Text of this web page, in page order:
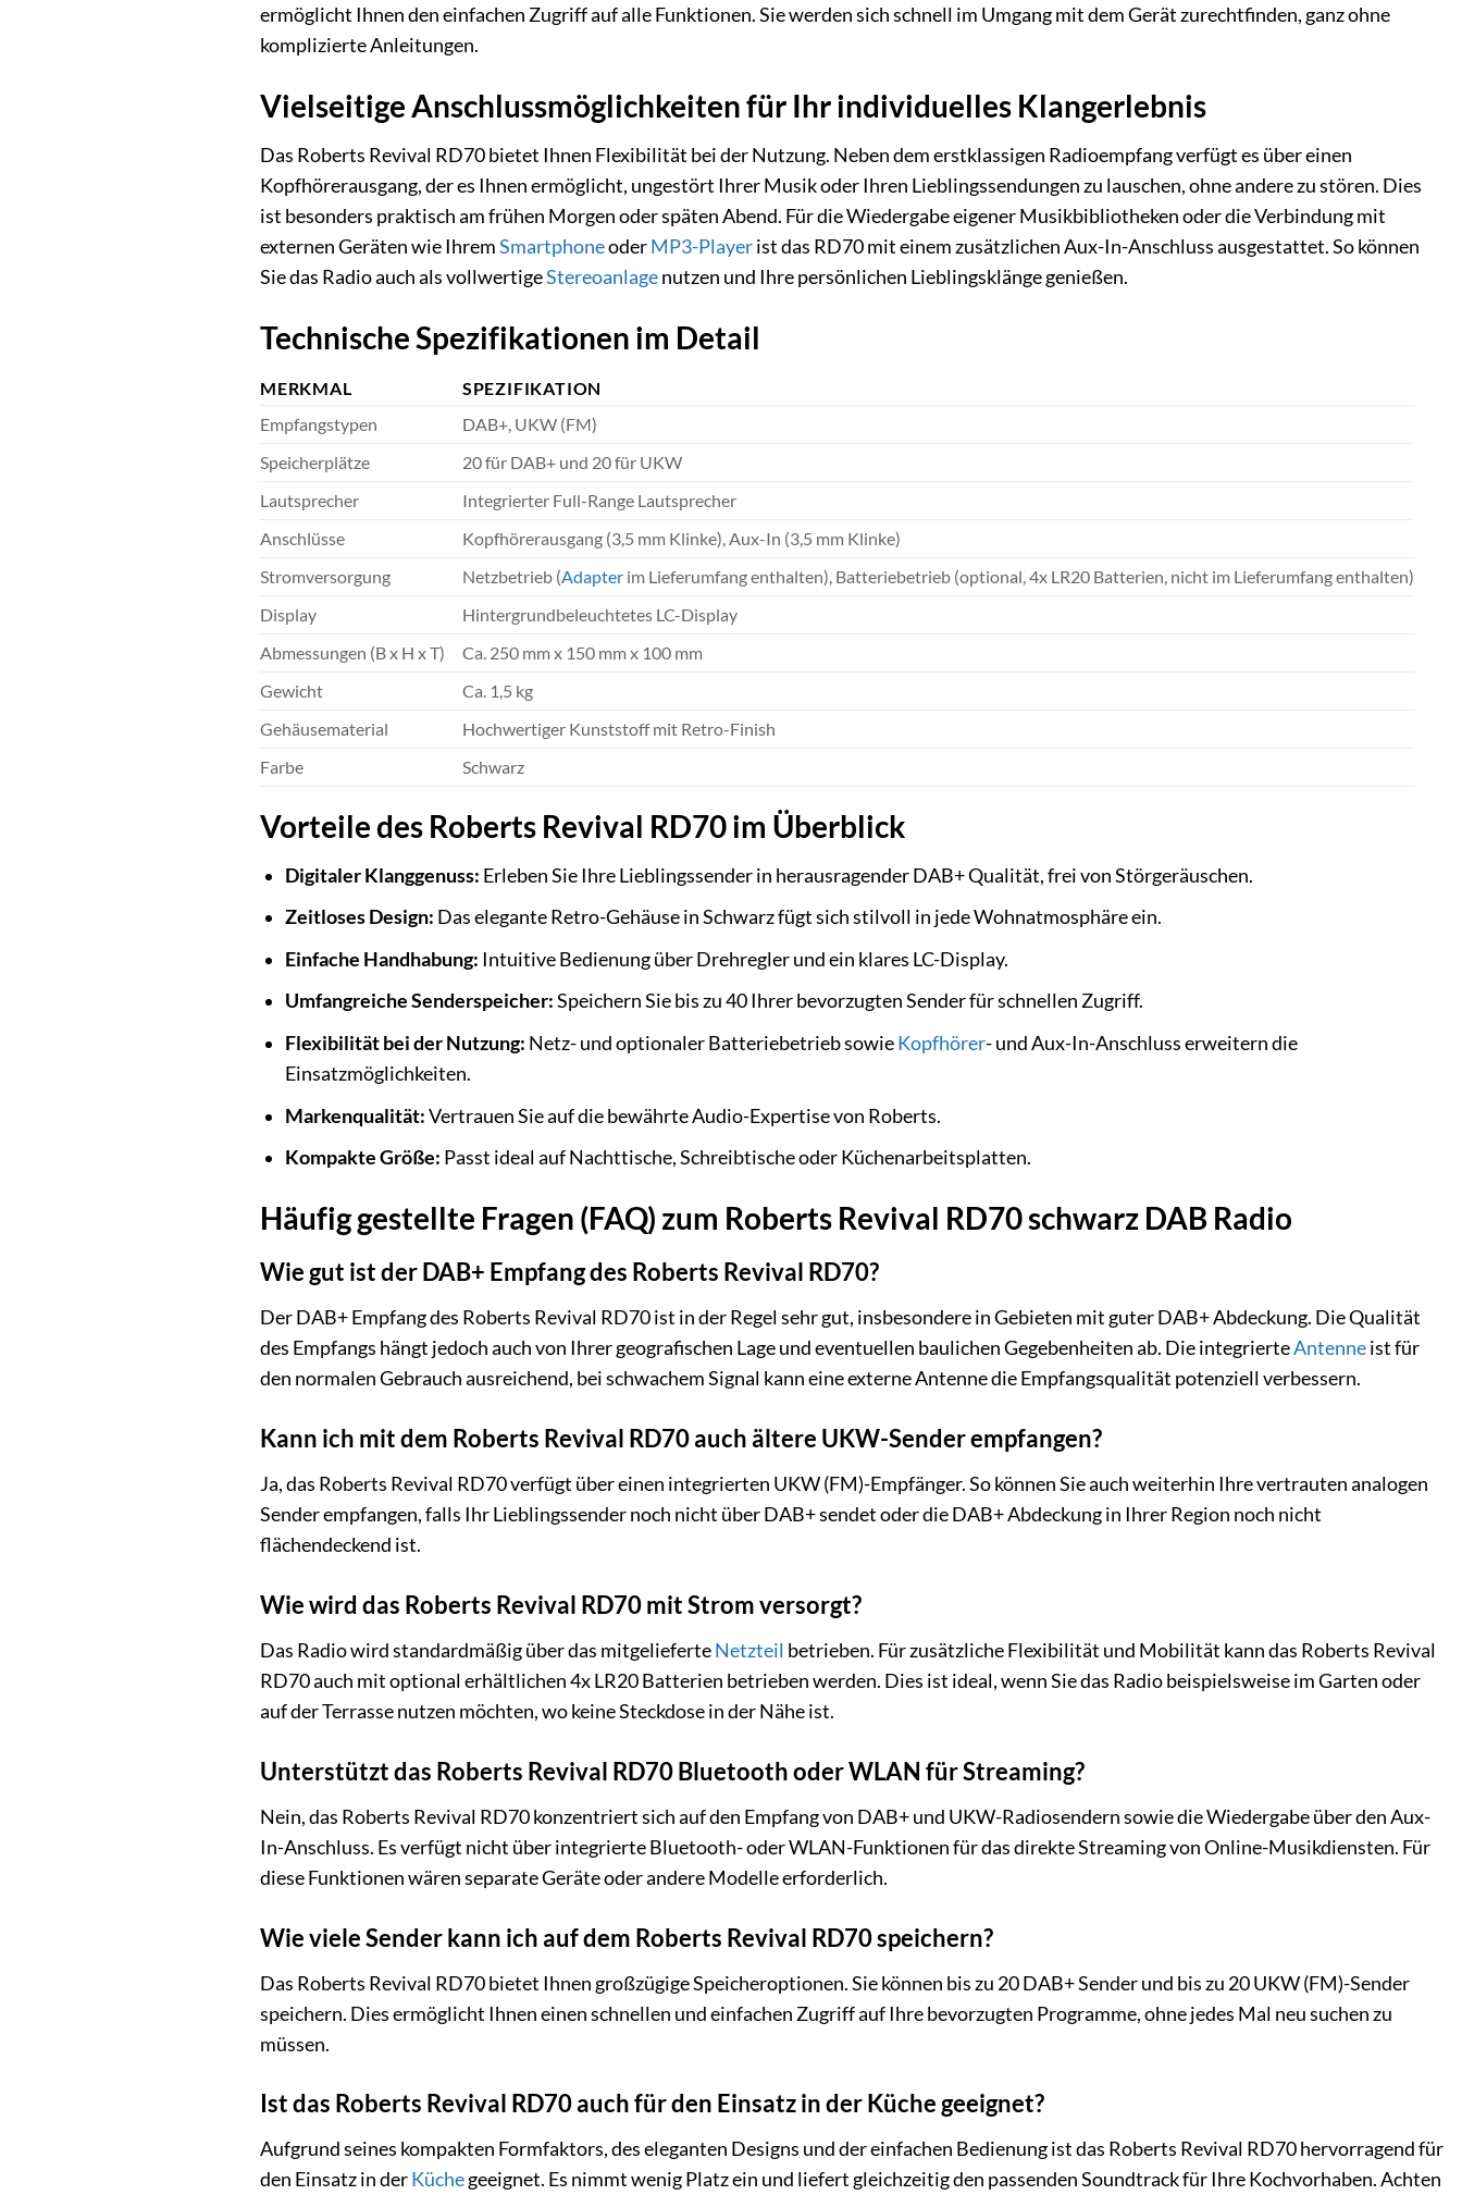
ermöglicht Ihnen den einfachen Zugriff auf alle Funktionen. Sie werden sich schnell im Umgang mit dem Gerät zurechtfinden, ganz ohne
komplizierte Anleitungen.
Vielseitige Anschlussmöglichkeiten für Ihr individuelles Klangerlebnis
Das Roberts Revival RD70 bietet Ihnen Flexibilität bei der Nutzung. Neben dem erstklassigen Radioempfang verfügt es über einen
Kopfhörerausgang, der es Ihnen ermöglicht, ungestört Ihrer Musik oder Ihren Lieblingssendungen zu lauschen, ohne andere zu stören. Dies
ist besonders praktisch am frühen Morgen oder späten Abend. Für die Wiedergabe eigener Musikbibliotheken oder die Verbindung mit
externen Geräten wie IhremSmartphoneoderMP3-Playerist das RD70 mit einem zusätzlichen Aux-In-Anschluss ausgestattet. So können
Sie das Radio auch als vollwertigeStereoanlagenutzen und Ihre persönlichen Lieblingsklänge genießen.
Technische Spezifikationen im Detail
MERKMAL
SPEZIFIKATION
Empfangstypen
DAB+, UKW (FM)
Speicherplätze
20 für DAB+ und 20 für UKW
Lautsprecher
Integrierter Full-Range Lautsprecher
Anschlüsse
Kopfhörerausgang (3,5 mm Klinke), Aux-In (3,5 mm Klinke)
Stromversorgung
Netzbetrieb (Adapterim Lieferumfang enthalten), Batteriebetrieb (optional, 4x LR20 Batterien, nicht im Lieferumfang enthalten)
Display
Hintergrundbeleuchtetes LC-Display
Abmessungen (B x H x T)
Ca. 250 mm x 150 mm x 100 mm
Gewicht
Ca. 1,5 kg
Gehäusematerial
Hochwertiger Kunststoff mit Retro-Finish
Farbe
Schwarz
Vorteile des Roberts Revival RD70 im Überblick
Digitaler Klanggenuss: Erleben Sie Ihre Lieblingssender in herausragender DAB+ Qualität, frei von Störgeräuschen.
Zeitloses Design: Das elegante Retro-Gehäuse in Schwarz fügt sich stilvoll in jede Wohnatmosphäre ein.
Einfache Handhabung: Intuitive Bedienung über Drehregler und ein klares LC-Display.
Umfangreiche Senderspeicher:Speichern Sie bis zu 40 Ihrer bevorzugten Sender für schnellen Zugriff.
Flexibilität bei der Nutzung: Netz- und optionaler Batteriebetrieb sowieKopfhörer- und Aux-In-Anschluss erweitern die
Einsatzmöglichkeiten.
Markenqualität:Vertrauen Sie auf die bewährte Audio-Expertise von Roberts.
Kompakte Größe: Passt ideal auf Nachttische, Schreibtische oder Küchenarbeitsplatten.
Häufig gestellte Fragen (FAQ) zum Roberts Revival RD70 schwarz DAB Radio
Wie gut ist der DAB+ Empfang des Roberts Revival RD70?
Der DAB+ Empfang des Roberts Revival RD70 ist in der Regel sehr gut, insbesondere in Gebieten mit guter DAB+ Abdeckung. Die Qualität
des Empfangs hängt jedoch auch von Ihrer geografischen Lage und eventuellen baulichen Gegebenheiten ab. Die integrierteAntenneist für
den normalen Gebrauch ausreichend, bei schwachem Signal kann eine externe Antenne die Empfangsqualität potenziell verbessern.
Kann ich mit dem Roberts Revival RD70 auch ältere UKW-Sender empfangen?
Ja, das Roberts Revival RD70 verfügt über einen integrierten UKW (FM)-Empfänger. So können Sie auch weiterhin Ihre vertrauten analogen
Sender empfangen, falls Ihr Lieblingssender noch nicht über DAB+ sendet oder die DAB+ Abdeckung in Ihrer Region noch nicht
flächendeckend ist.
Wie wird das Roberts Revival RD70 mit Strom versorgt?
Das Radio wird standardmäßig über das mitgelieferteNetzteil betrieben. Für zusätzliche Flexibilität und Mobilität kann das Roberts Revival
RD70 auch mit optional erhältlichen 4x LR20 Batterien betrieben werden. Dies ist ideal, wenn Sie das Radio beispielsweise im Garten oder
auf der Terrasse nutzen möchten, wo keine Steckdose in der Nähe ist.
Unterstützt das Roberts Revival RD70 Bluetooth oder WLAN für Streaming?
Nein, das Roberts Revival RD70 konzentriert sich auf den Empfang von DAB+ und UKW-Radiosendern sowie die Wiedergabe über den Aux-
In-Anschluss. Es verfügt nicht über integrierte Bluetooth- oder WLAN-Funktionen für das direkte Streaming von Online-Musikdiensten. Für
diese Funktionen wären separate Geräte oder andere Modelle erforderlich.
Wie viele Sender kann ich auf dem Roberts Revival RD70 speichern?
Das Roberts Revival RD70 bietet Ihnen großzügige Speicheroptionen. Sie können bis zu 20 DAB+ Sender und bis zu 20 UKW (FM)-Sender
speichern. Dies ermöglicht Ihnen einen schnellen und einfachen Zugriff auf Ihre bevorzugten Programme, ohne jedes Mal neu suchen zu
müssen.
Ist das Roberts Revival RD70 auch für den Einsatz in der Küche geeignet?
Aufgrund seines kompakten Formfaktors, des eleganten Designs und der einfachen Bedienung ist das Roberts Revival RD70 hervorragend für
den Einsatz in derKüchegeeignet. Es nimmt wenig Platz ein und liefert gleichzeitig den passenden Soundtrack für Ihre Kochvorhaben. Achten